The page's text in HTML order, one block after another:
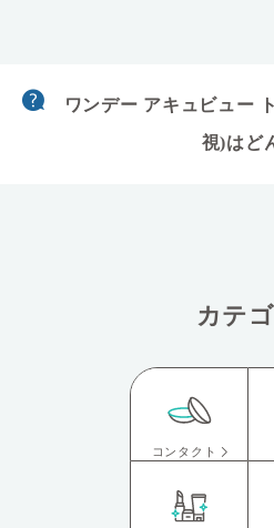
ワンデー アキュビュー
視)はど
カテ
コンタクト